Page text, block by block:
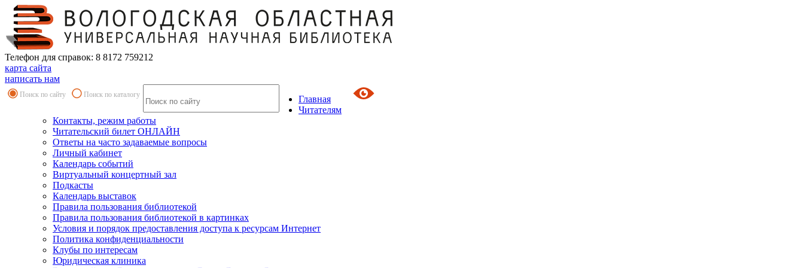
Телефон для справок: 8 8172 759212
карта сайта
написать нам
Поиск по сайту Поиск по каталогу
Главная
Читателям
Контакты, режим работы
Читательский билет ОНЛАЙН
Ответы на часто задаваемые вопросы
Личный кабинет
Календарь событий
Виртуальный концертный зал
Подкасты
Календарь выставок
Правила пользования библиотекой
Правила пользования библиотекой в картинках
Условия и порядок предоставления доступа к ресурсам Интернет
Политика конфиденциальности
Клубы по интересам
Юридическая клиника